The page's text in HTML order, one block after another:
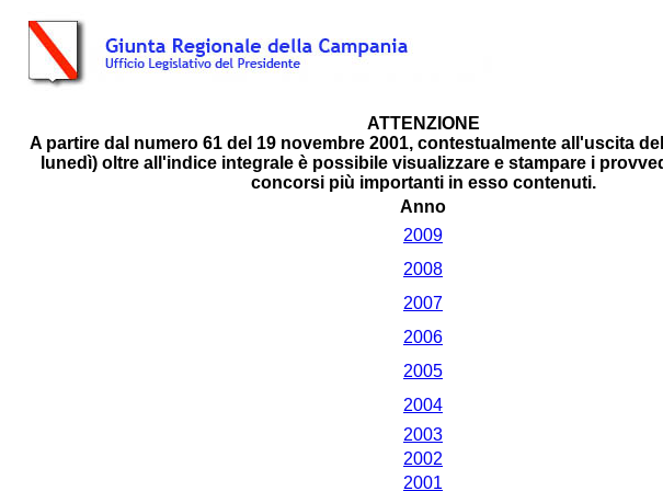
ATTENZIONE
A partire dal numero 61 del 19 novembre 2001, contestualmente all'uscita
lunedì) oltre all'indice integrale è possibile visualizzare e stampare i
concorsi più importanti in esso contenuti.
Anno
2009
2008
2007
2006
2005
2004
2003
2002
2001